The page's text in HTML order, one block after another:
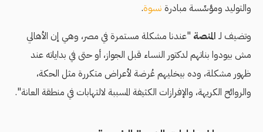
والتوليد ومؤسِّسة مبادرة نسوة.
وتضيف لـ المنصة "عندنا مشكلة مستمرة في مصر، وهي إن الأهالي
مش بيودوا بناتهم لدكتور النساء قبل الجواز، أو حتى في بداياته عند
ظهور مشكلة، وده بيخليهم عُرضة لأعراض متكررة مثل الحكة،
والروائح الكريهة، والإفرازات الكثيفة المسببة لالتهابات في منطقة العانة".